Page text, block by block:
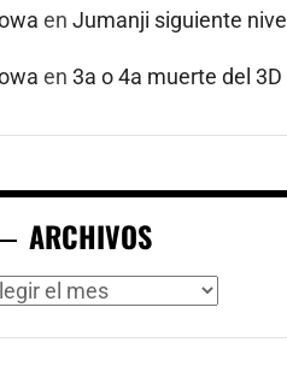
enJumanji siguiente nivel
en3a o 4a muerte del 3D
ARCHIVOS